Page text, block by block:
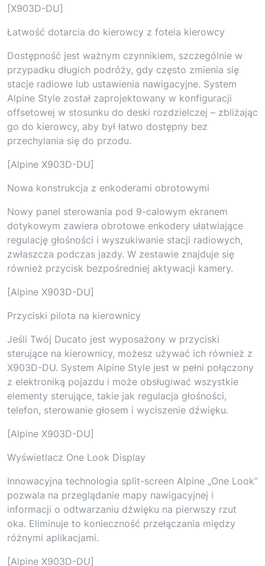
[X903D-DU]
Łatwość dotarcia do kierowcy z fotela kierowcy
Dostępność jest ważnym czynnikiem, szczególnie w
przypadku długich podróży, gdy często zmienia się
stacje radiowe lub ustawienia nawigacyjne. System
Alpine Style został zaprojektowany w konfiguracji
offsetowej w stosunku do deski rozdzielczej – zbliżając
go do kierowcy, aby był łatwo dostępny bez
przechylania się do przodu.
[Alpine X903D-DU]
Nowa konstrukcja z enkoderami obrotowymi
Nowy panel sterowania pod 9-calowym ekranem
dotykowym zawiera obrotowe enkodery ułatwiające
regulację głośności i wyszukiwanie stacji radiowych,
zwłaszcza podczas jazdy. W zestawie znajduje się
również przycisk bezpośredniej aktywacji kamery.
[Alpine X903D-DU]
Przyciski pilota na kierownicy
Jeśli Twój Ducato jest wyposażony w przyciski
sterujące na kierownicy, możesz używać ich również z
X903D-DU. System Alpine Style jest w pełni połączony
z elektroniką pojazdu i może obsługiwać wszystkie
elementy sterujące, takie jak regulacja głośności,
telefon, sterowanie głosem i wyciszenie dźwięku.
[Alpine X903D-DU]
Wyświetlacz One Look Display
Innowacyjna technologia split-screen Alpine „One Look”
pozwala na przeglądanie mapy nawigacyjnej i
informacji o odtwarzaniu dźwięku na pierwszy rzut
oka. Eliminuje to konieczność przełączania między
różnymi aplikacjami.
[Alpine X903D-DU]